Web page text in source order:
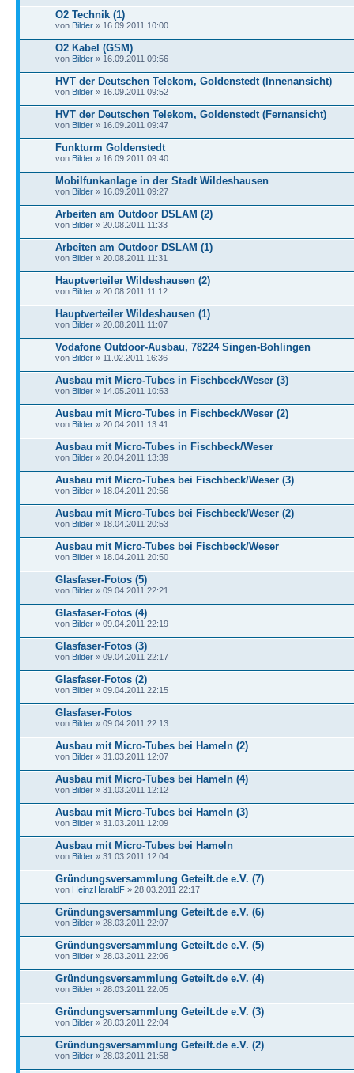
O2 Technik (1)
von Bilder » 16.09.2011 10:00
O2 Kabel (GSM)
von Bilder » 16.09.2011 09:56
HVT der Deutschen Telekom, Goldenstedt (Innenansicht)
von Bilder » 16.09.2011 09:52
HVT der Deutschen Telekom, Goldenstedt (Fernansicht)
von Bilder » 16.09.2011 09:47
Funkturm Goldenstedt
von Bilder » 16.09.2011 09:40
Mobilfunkanlage in der Stadt Wildeshausen
von Bilder » 16.09.2011 09:27
Arbeiten am Outdoor DSLAM (2)
von Bilder » 20.08.2011 11:33
Arbeiten am Outdoor DSLAM (1)
von Bilder » 20.08.2011 11:31
Hauptverteiler Wildeshausen (2)
von Bilder » 20.08.2011 11:12
Hauptverteiler Wildeshausen (1)
von Bilder » 20.08.2011 11:07
Vodafone Outdoor-Ausbau, 78224 Singen-Bohlingen
von Bilder » 11.02.2011 16:36
Ausbau mit Micro-Tubes in Fischbeck/Weser (3)
von Bilder » 14.05.2011 10:53
Ausbau mit Micro-Tubes in Fischbeck/Weser (2)
von Bilder » 20.04.2011 13:41
Ausbau mit Micro-Tubes in Fischbeck/Weser
von Bilder » 20.04.2011 13:39
Ausbau mit Micro-Tubes bei Fischbeck/Weser (3)
von Bilder » 18.04.2011 20:56
Ausbau mit Micro-Tubes bei Fischbeck/Weser (2)
von Bilder » 18.04.2011 20:53
Ausbau mit Micro-Tubes bei Fischbeck/Weser
von Bilder » 18.04.2011 20:50
Glasfaser-Fotos (5)
von Bilder » 09.04.2011 22:21
Glasfaser-Fotos (4)
von Bilder » 09.04.2011 22:19
Glasfaser-Fotos (3)
von Bilder » 09.04.2011 22:17
Glasfaser-Fotos (2)
von Bilder » 09.04.2011 22:15
Glasfaser-Fotos
von Bilder » 09.04.2011 22:13
Ausbau mit Micro-Tubes bei Hameln (2)
von Bilder » 31.03.2011 12:07
Ausbau mit Micro-Tubes bei Hameln (4)
von Bilder » 31.03.2011 12:12
Ausbau mit Micro-Tubes bei Hameln (3)
von Bilder » 31.03.2011 12:09
Ausbau mit Micro-Tubes bei Hameln
von Bilder » 31.03.2011 12:04
Gründungsversammlung Geteilt.de e.V. (7)
von HeinzHaraldF » 28.03.2011 22:17
Gründungsversammlung Geteilt.de e.V. (6)
von Bilder » 28.03.2011 22:07
Gründungsversammlung Geteilt.de e.V. (5)
von Bilder » 28.03.2011 22:06
Gründungsversammlung Geteilt.de e.V. (4)
von Bilder » 28.03.2011 22:05
Gründungsversammlung Geteilt.de e.V. (3)
von Bilder » 28.03.2011 22:04
Gründungsversammlung Geteilt.de e.V. (2)
von Bilder » 28.03.2011 21:58